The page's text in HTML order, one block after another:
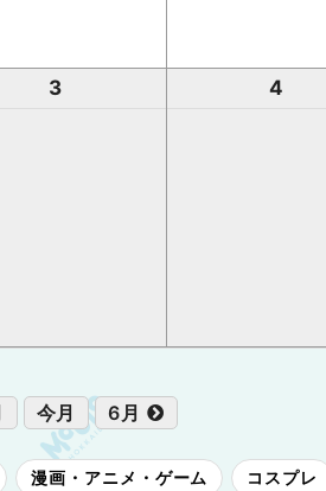
3 4
今月 6月
漫画・アニメ・ゲーム コスプレ